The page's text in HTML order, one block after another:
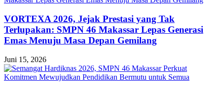
VORTEXA 2026, Jejak Prestasi yang Tak
Terlupakan: SMPN 46 Makassar Lepas Generasi
Emas Menuju Masa Depan Gemilang
Juni 15, 2026